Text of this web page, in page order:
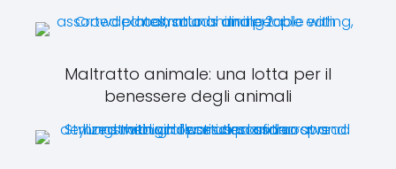
Maltratto animale: una lotta per il
benessere degli animali